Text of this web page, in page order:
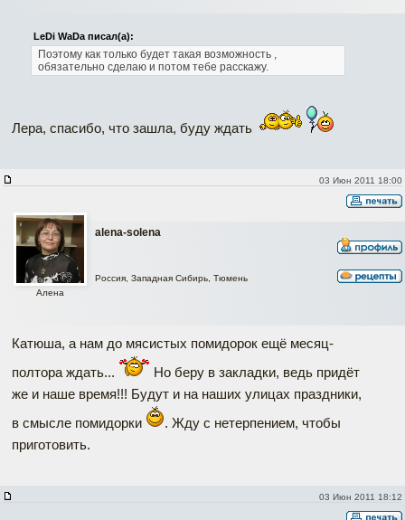
LeDi WaDa писал(а):
Поэтому как только будет такая возможность ,
обязательно сделаю и потом тебе расскажу.
Лера, спасибо, что зашла, буду ждать
03 Июн 2011 18:00
alena-solena
Алена
Россия, Западная Сибирь, Тюмень
Катюша, а нам до мясистых помидорок ещё месяц-
полтора ждать...
Но беру в закладки, ведь придёт
же и наше время!!! Будут и на наших улицах праздники,
в смысле помидорки
. Жду с нетерпением, чтобы
приготовить.
03 Июн 2011 18:12